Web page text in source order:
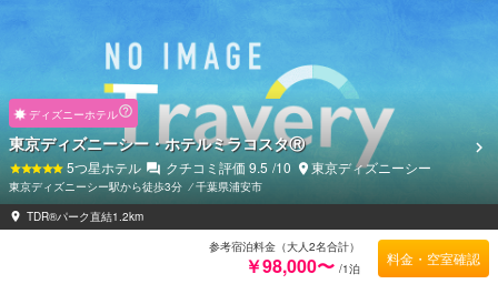
ディズニーホテル
東京ディズニーシー・ホテルミラコスタⓇ
5つ星ホテル クチコミ評価9.5 /10 東京ディズニーシー
東京ディズニーシー駅から徒歩3分 ⁄千葉県浦安市
TDR®パーク直結1.2km
参考宿泊料金（大人2名合計）
￥98,000〜 /1泊
料金・空室確認